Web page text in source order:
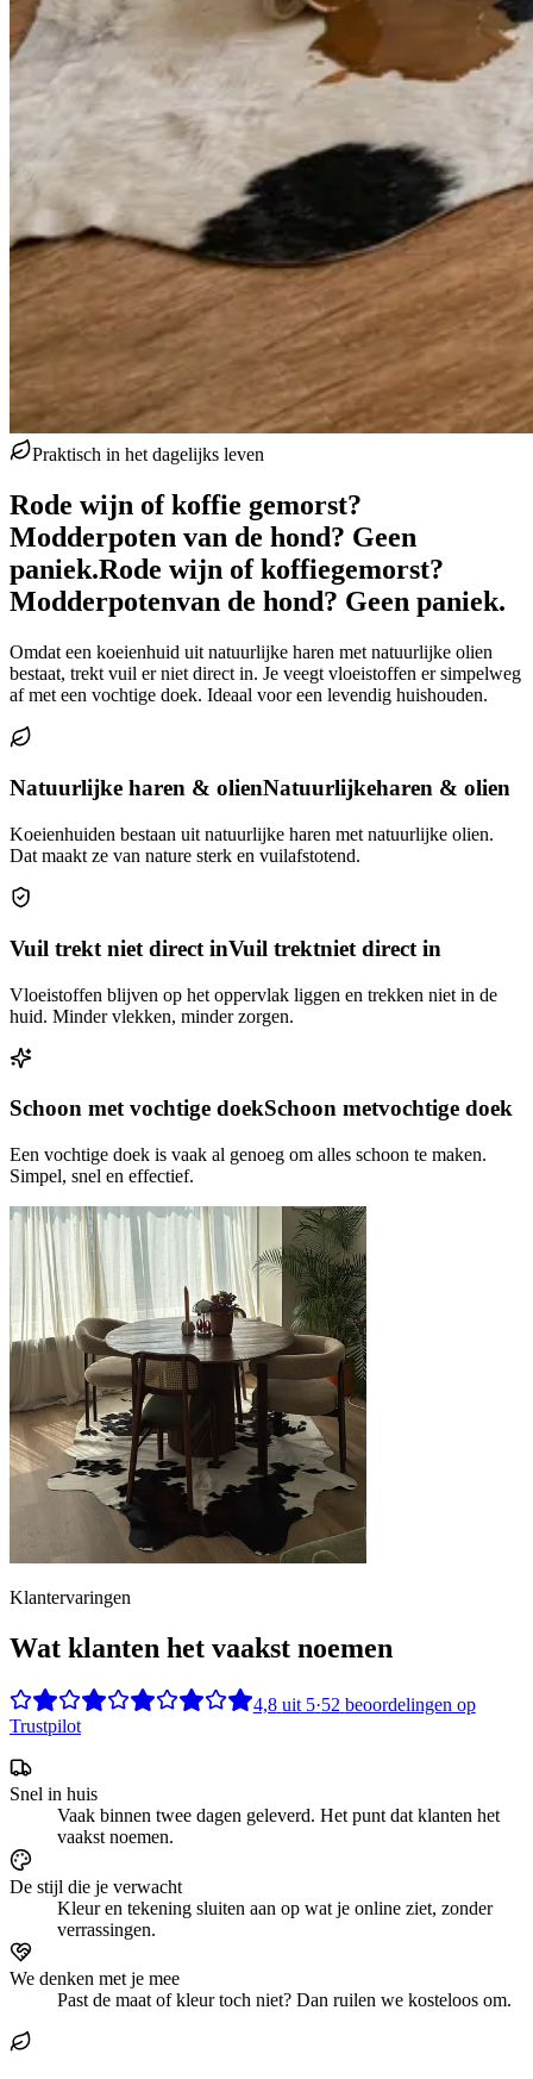
Praktisch in het dagelijks leven
Rode wijn of koffie gemorst?
Modderpoten van de hond? Geen
paniek.Rode wijn of koffiegemorst?
Modderpotenvan de hond? Geen paniek.
Omdat een koeienhuid uit natuurlijke haren met natuurlijke olien
bestaat, trekt vuil er niet direct in. Je veegt vloeistoffen er simpelweg
af met een vochtige doek. Ideaal voor een levendig huishouden.
Natuurlijke haren & olienNatuurlijkeharen & olien
Koeienhuiden bestaan uit natuurlijke haren met natuurlijke olien.
Dat maakt ze van nature sterk en vuilafstotend.
Vuil trekt niet direct inVuil trektniet direct in
Vloeistoffen blijven op het oppervlak liggen en trekken niet in de
huid. Minder vlekken, minder zorgen.
Schoon met vochtige doekSchoon metvochtige doek
Een vochtige doek is vaak al genoeg om alles schoon te maken.
Simpel, snel en effectief.
Klantervaringen
Wat klanten het vaakst noemen
4,8 uit5·52 beoordelingen op
Trustpilot
Snel in huis
Vaak binnen twee dagen geleverd. Het punt dat klanten het
vaakst noemen.
De stijl die je verwacht
Kleur en tekening sluiten aan op wat je online ziet, zonder
verrassingen.
We denken met je mee
Past de maat of kleur toch niet? Dan ruilen we kosteloos om.